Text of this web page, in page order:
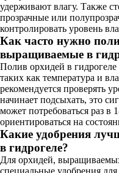
удерживают влагу. Также
прозрачные или
контролировать уровень
Как часто нужно
выращиваемые в
Полив орхидей в
таких как температура и
рекомендуется проверять
начинает подсыхать, это
может потребоваться раз в
ориентироваться на
Какие удобрения
в гидрогеле?
Для орхидей,
специальные удобрения